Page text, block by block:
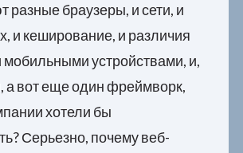
разные браузеры, и сети, и
и кеширование, и различия
устройствами, и,
а вот еще один фреймворк,
хотели бы
Серьезно, почему веб-